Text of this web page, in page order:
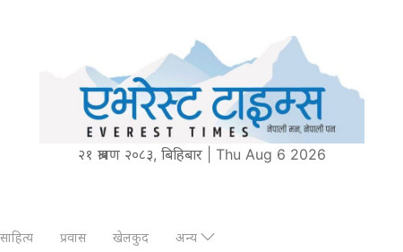
२१ श्रावण २०८३, बिहिबार | Thu Aug 6 2026
प्रवास खेलकुद अन्य